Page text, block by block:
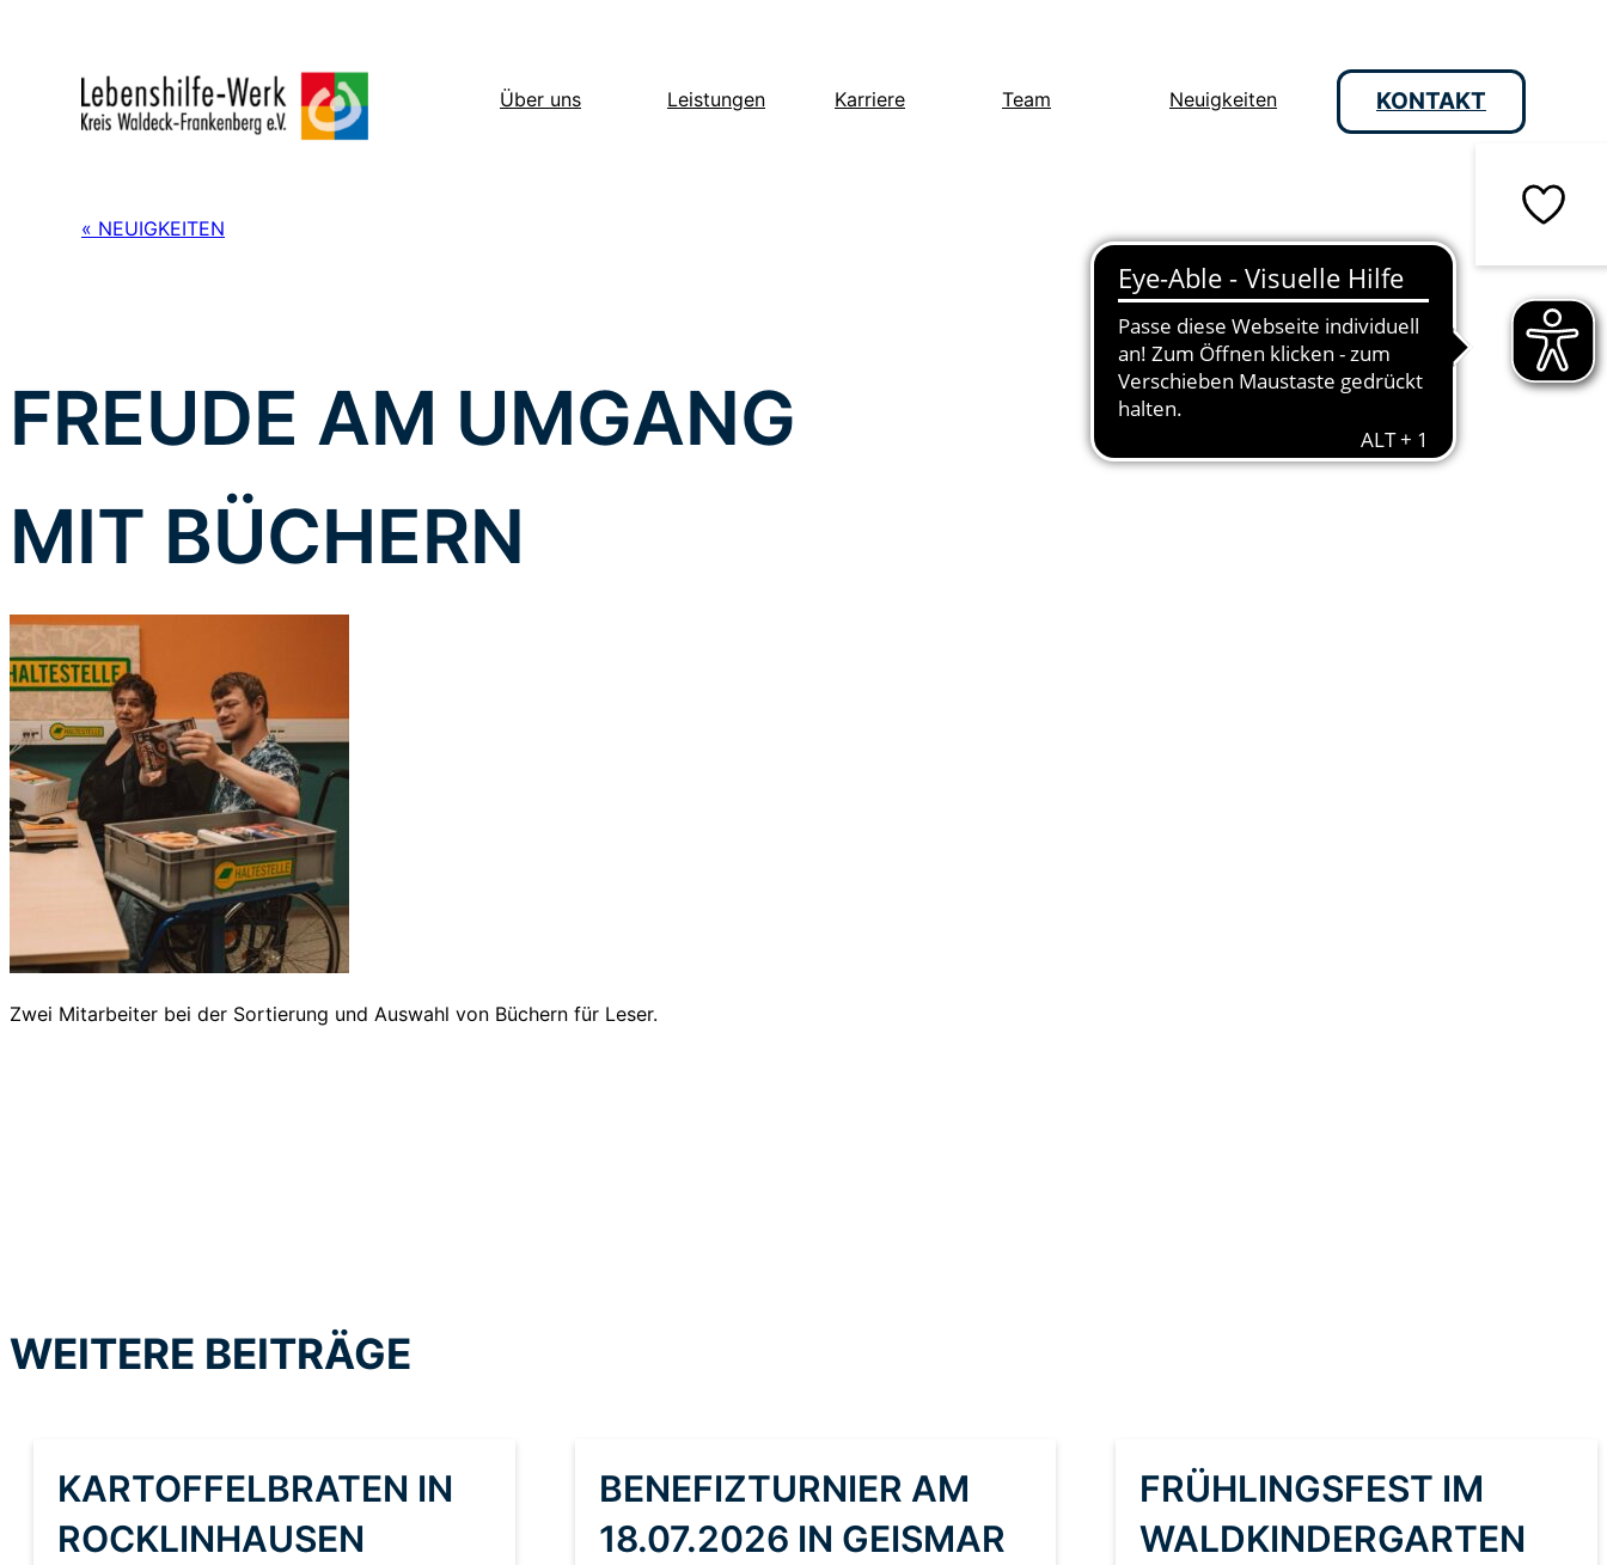
springen
Über uns
Leistungen Karriere Team Neuigkeiten KONTAKT
« NEUIGKEITEN
FREUDE AM UMGANG
MIT BÜCHERN
Zwei Mitarbeiter bei der Sortierung und Auswahl von Büchern für Leser.
WEITERE BEITRÄGE
KARTOFFELBRATEN IN
ROCKLINHAUSEN
BENEFIZTURNIER AM
18.07.2026 IN GEISMAR
FRÜHLINGSFEST IM
WALDKINDERGARTEN